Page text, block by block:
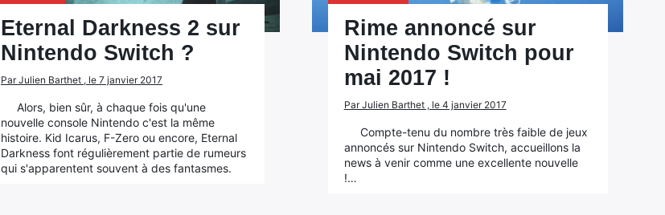
Eternal Darkness 2 sur
Nintendo Switch ?
Par Julien Barthet , le 7 janvier 2017
Alors, bien sûr, à chaque fois qu'une
nouvelle console Nintendo c'est la même
histoire. Kid Icarus, F-Zero ou encore, Eternal
Darkness font régulièrement partie de rumeurs
qui s'apparentent souvent à des fantasmes.
Rime annoncé sur
Nintendo Switch pour
mai 2017 !
Par Julien Barthet , le 4 janvier 2017
Compte-tenu du nombre très faible de jeux
annoncés sur Nintendo Switch, accueillons la
news à venir comme une excellente nouvelle
!…